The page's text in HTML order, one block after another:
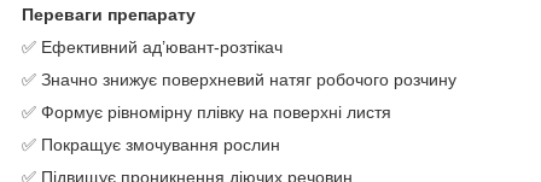
Переваги препарату
✅ Ефективний ад’ювант-розтікач
✅ Значно знижує поверхневий натяг робочого розчину
✅ Формує рівномірну плівку на поверхні листя
✅ Покращує змочування рослин
✅ Підвищує проникнення діючих речовин